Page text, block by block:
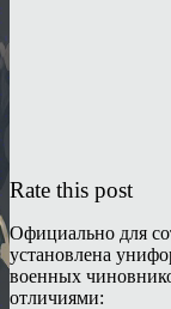
Rate this post
Официально для
установлена
военных
отличиями: